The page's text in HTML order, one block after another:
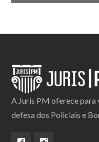
A Juris PM oferece para
defesa dos Policiais e